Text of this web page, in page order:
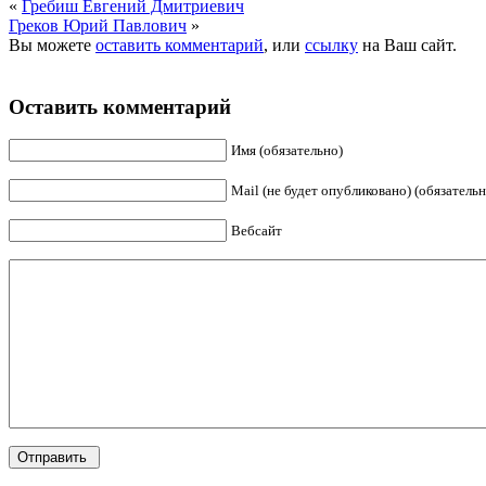
« Гребиш Евгений Дмитриевич
Греков Юрий Павлович »
Вы можете оставить комментарий, или ссылку на Ваш сайт.
Оставить комментарий
Имя (обязательно)
Mail (не будет опубликовано)
Вебсайт